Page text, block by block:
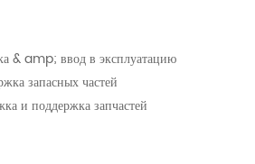
& amp; ввод в эксплуатацию
запасных частей
и поддержка запчастей